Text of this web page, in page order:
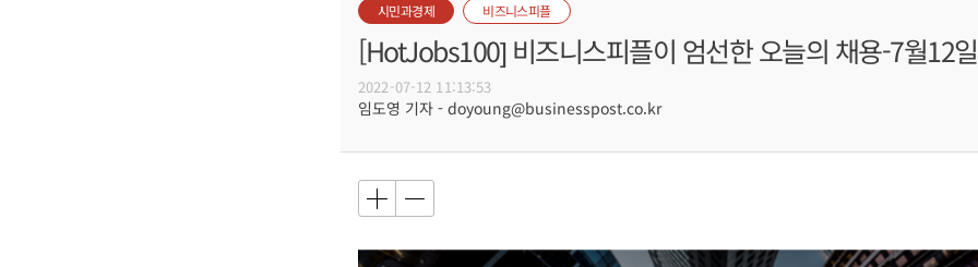
시민과경제 비즈니스피플
[HotJobs100] 비즈니스피플이 엄선한 오늘의 채용-7월12일
2022-07-12 11:13:53
임도영 기자 - doyoung@businesspost.co.kr